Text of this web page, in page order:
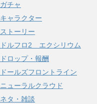
ガチャ
キャラクター
ストーリー
ドルフロ2 エクシリウム
ドロップ・報酬
ドールズフロントライン
ニューラルクラウド
ネタ・雑談